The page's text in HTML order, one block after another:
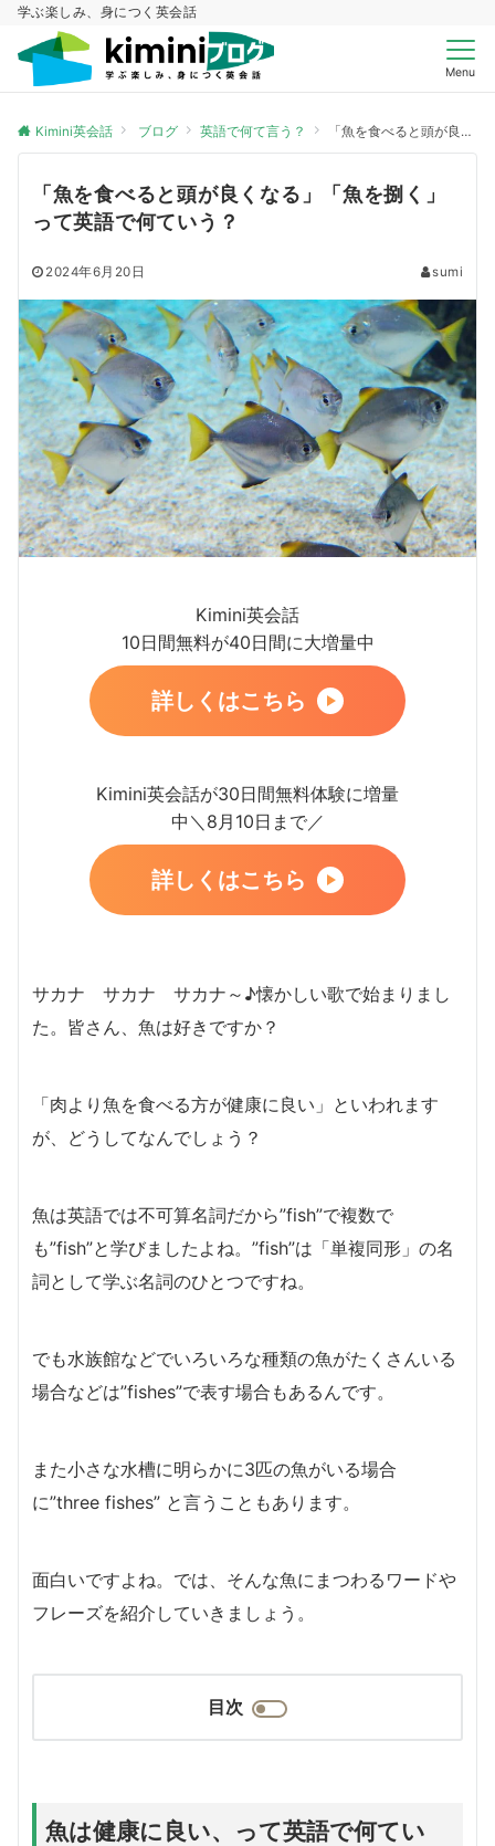
学ぶ楽しみ、身につく英会話
Menu
Kimini英会話 ブログ 英語で何て言う？ 「魚を食べると頭が良くなる」「魚を捌く」って英語で何ていう？
「魚を食べると頭が良くなる」「魚を捌く」
って英語で何ていう？
2024年6月20日 sumi
Kimini英会話
10日間無料が40日間に大増量中
詳しくはこちら
Kimini英会話が30日間無料体験に増量
中＼8月10日まで／
詳しくはこちら
サカナ サカナ サカナ～♪懐かしい歌で始まりまし
た。皆さん、魚は好きですか？
「肉より魚を食べる方が健康に良い」といわれます
が、どうしてなんでしょう？
魚は英語では不可算名詞だから”fish”で複数で
も”fish”と学びましたよね。”fish”は「単複同形」の名
詞として学ぶ名詞のひとつですね。
でも水族館などでいろいろな種類の魚がたくさんいる
場合などは”fishes”で表す場合もあるんです。
また小さな水槽に明らかに3匹の魚がいる場合
に”three fishes” と言うこともあります。
面白いですよね。では、そんな魚にまつわるワードや
フレーズを紹介していきましょう。
目次
魚は健康に良い、って英語で何てい